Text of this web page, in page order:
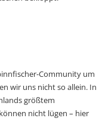
Community um
wir uns nicht so allein. In
größtem
nicht lügen – hier